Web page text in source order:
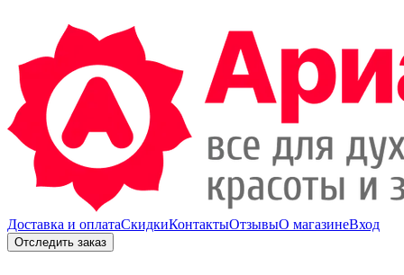
Доставка и оплатаСкидкиКонтактыОтзывыО магазинеВход
Отследить заказ